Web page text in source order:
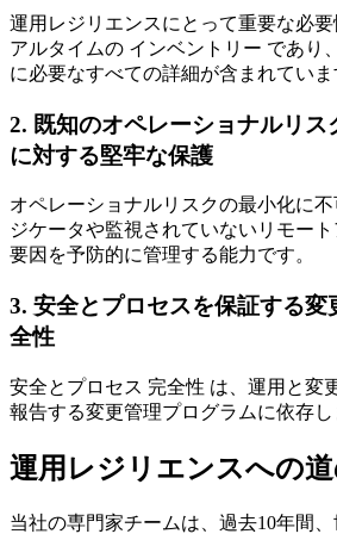
運用レジリエンスにとって重要な必
アルタイムの インベントリー であり
に必要なすべての詳細が含まれていま
2. 既知のオペレーショナルリス
に対する堅牢な保護
オペレーショナルリスクの最小化に
ジケータや監視されていないリモー
要因を予防的に管理する能力です。
3. 安全とプロセスを保証する変
全性
安全とプロセス 完全性 は、運用と変
報告する変更管理プログラムに依存し
運用レジリエンスへの道
当社の専門家チームは、過去10年間